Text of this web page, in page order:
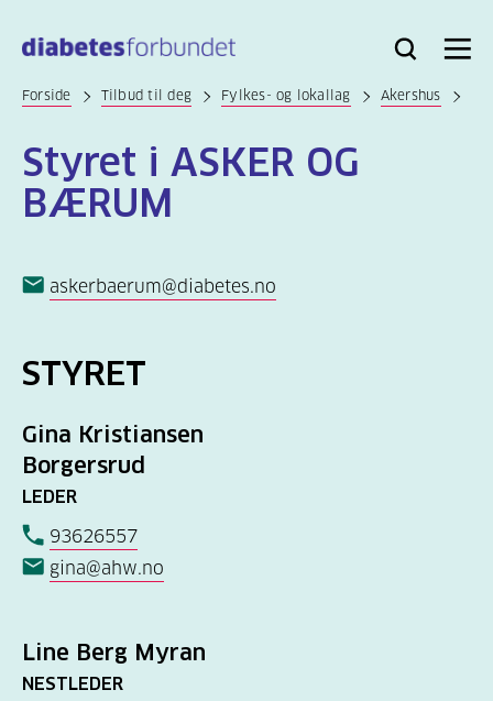
hovedinnhold
Bli
Logg
Søk Meny
Forside Tilbud til deg Fylkes- og lokallag Akershus
Styret i ASKER OG
BÆRUM
askerbaerum@diabetes.no
STYRET
Gina Kristiansen
Borgersrud
LEDER
93626557
gina@ahw.no
Line Berg Myran
NESTLEDER